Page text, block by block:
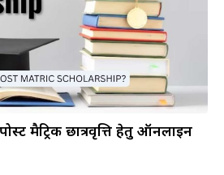
मैट्रिक छात्रवृत्ति हेतु ऑनलाइन